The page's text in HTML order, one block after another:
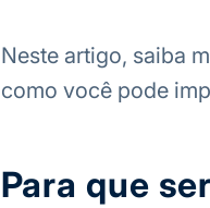
Neste artigo, saiba
como você pode
Para que